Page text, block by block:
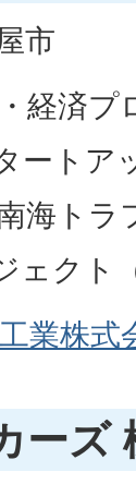
市
経済
ートア
海トラ
ェクト
業株式
ーズ